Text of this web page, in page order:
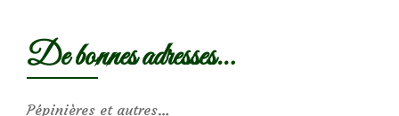
De bonnes adresses…
Pépinières et autres…